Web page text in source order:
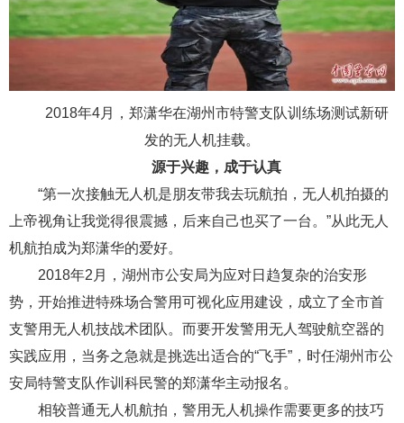
2018年4月，郑潇华在湖州市特警支队训练场测试新研
发的无人机挂载。
源于兴趣，成于认真
“第一次接触无人机是朋友带我去玩航拍，无人机拍摄的
上帝视角让我觉得很震撼，后来自己也买了一台。”从此无人
机航拍成为郑潇华的爱好。
2018年2月，湖州市公安局为应对日趋复杂的治安形
势，开始推进特殊场合警用可视化应用建设，成立了全市首
支警用无人机技战术团队。而要开发警用无人驾驶航空器的
实践应用，当务之急就是挑选出适合的“飞手”，时任湖州市公
安局特警支队作训科民警的郑潇华主动报名。
相较普通无人机航拍，警用无人机操作需要更多的技巧